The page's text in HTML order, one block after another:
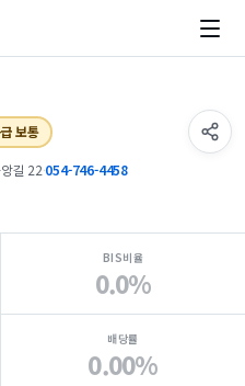
보통
길 22·054-746-4458
BIS비율
0.0%
배당률
0.00%